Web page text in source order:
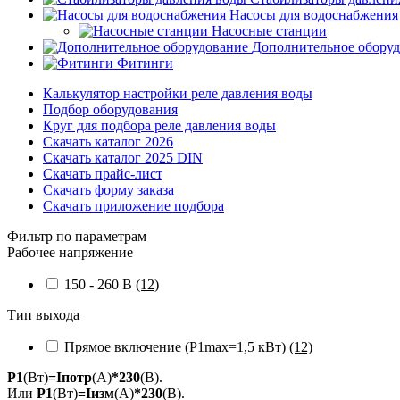
Насосы для водоснабжения
Насосные станции
Дополнительное
Фитинги
Калькулятор настройки реле давления воды
Подбор оборудования
Круг для подбора реле давления воды
Скачать каталог 2026
Скачать каталог 2025 DIN
Скачать прайс-лист
Скачать форму заказа
Скачать приложение подбора
Фильтр по параметрам
Рабочее напряжение
150 - 260 В (12)
Тип выхода
Прямое включение (P1max=1,5 кВт) (12)
P1(Вт)=Iпотр(А)*230(В).
Или P1(Вт)=Iизм(А)*230(В).